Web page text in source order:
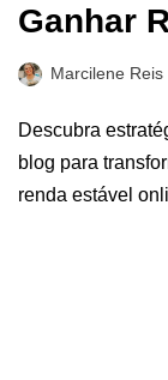
Ganhar
Marcilene Reis
Descubra
blog para
renda estável